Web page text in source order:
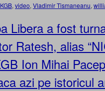
, video, Vladimir Tismaneanu,
Libera a fost
Ratesh, alias
Ion Mihai
azi pe istoricul